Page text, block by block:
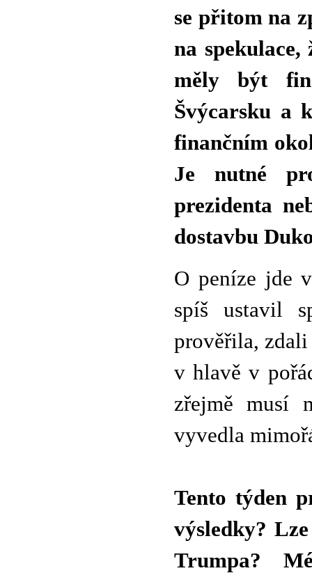
se přitom na
na
měly být
Švýcarsku a
finančním
Je nutné
prezidenta
dostavbu
O peníze jde
spíš ustavil
prověřila,
v hlavě v
zřejmě musí
vyvedla
Tento týden
výsledky?
Trumpa?